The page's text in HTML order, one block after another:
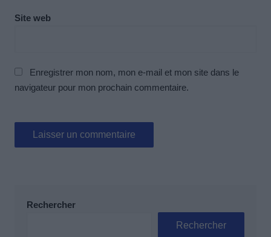
Site web
Enregistrer mon nom, mon e-mail et mon site dans le
navigateur pour mon prochain commentaire.
Rechercher
Rechercher